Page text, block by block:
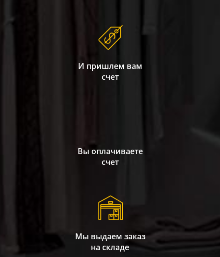
И пришлем вам
счет
Вы оплачиваете
счет
Мы выдаем заказ
на складе